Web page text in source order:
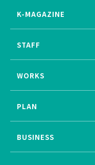
K-MAGAZINE
STAFF
WORKS
PLAN
BUSINESS